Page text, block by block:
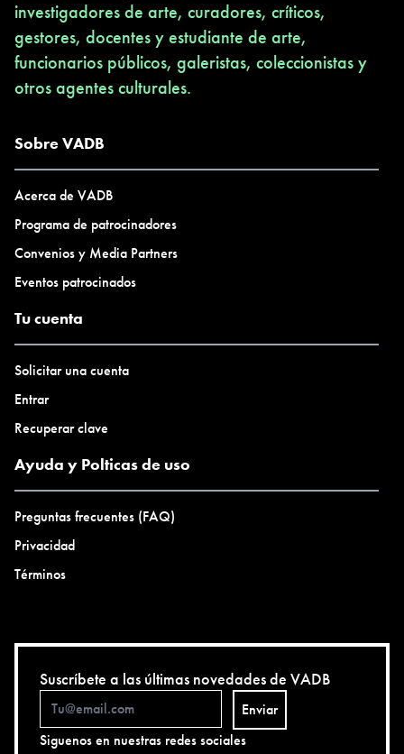
investigadores de arte, curadores, críticos,
gestores, docentes y estudiante de arte,
funcionarios públicos, galeristas, coleccionistas y
otros agentes culturales.
Sobre VADB
Acerca de VADB
Programa de patrocinadores
Convenios y Media Partners
Eventos patrocinados
Tu cuenta
Solicitar una cuenta
Entrar
Recuperar clave
Ayuda y Polticas de uso
Preguntas frecuentes (FAQ)
Privacidad
Términos
Suscríbete a las últimas novedades de VADB
Enviar
Siguenos en nuestras redes sociales